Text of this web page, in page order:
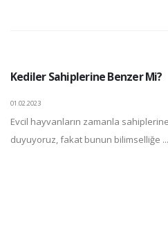
Kediler Sahiplerine Benzer Mi?
01.02.2023
Evcil hayvanların zamanla
duyuyoruz, fakat bunun bilimselliğe ...